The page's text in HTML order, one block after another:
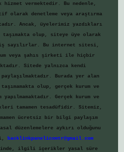
hizmet vermektedir. Bu nedenle,
denetleme veya araştırma
Ancak, üyelerimiz yazdıkları
olup, siteye üye olarak
sayılırlar. Bu internet sitesi,
veya şahıs şirketi ile hiçbir
Sitede yalnızca kendi
paylaşılmaktadır. Burada yer alan
olup, gerçek kurum ve
Gerçek kurum ve
tamamen tesadüfidir. Sitemiz,
ücretsiz bir bilgi paylaşım
düzenlemelere aykırı olduğunu
backlinkpanelicomtr@gmail.com
ilgili içerikler yasal süre